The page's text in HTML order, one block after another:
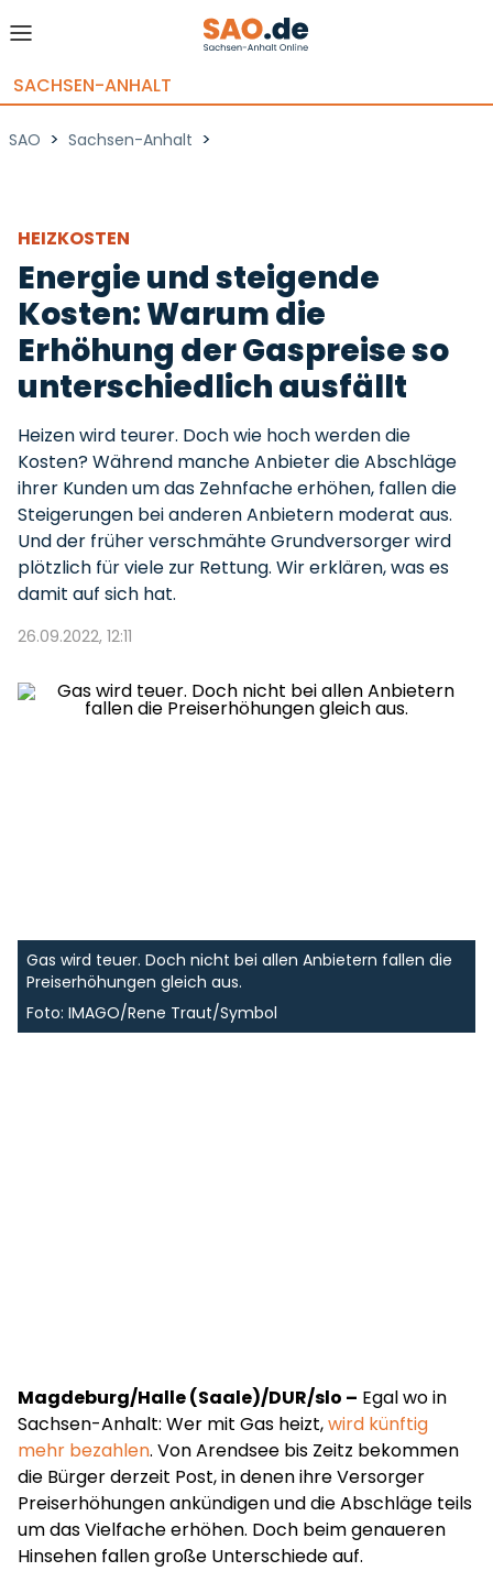
SACHSEN-ANHALT
SAO > Sachsen-Anhalt >
HEIZKOSTEN
Energie und steigende
Kosten: Warum die
Erhöhung der Gaspreise so
unterschiedlich ausfällt
Heizen wird teurer. Doch wie hoch werden die
Kosten? Während manche Anbieter die Abschläge
ihrer Kunden um das Zehnfache erhöhen, fallen die
Steigerungen bei anderen Anbietern moderat aus.
Und der früher verschmähte Grundversorger wird
plötzlich für viele zur Rettung. Wir erklären, was es
damit auf sich hat.
26.09.2022, 12:11
Gas wird teuer. Doch nicht bei allen Anbietern fallen die
Preiserhöhungen gleich aus.
Foto: IMAGO/Rene Traut/Symbol
Magdeburg/Halle (Saale)/DUR/slo – Egal wo in
Sachsen-Anhalt: Wer mit Gas heizt,wird künftig
mehr bezahlen. Von Arendsee bis Zeitz bekommen
die Bürger derzeit Post, in denen ihre Versorger
Preiserhöhungen ankündigen und die Abschläge teils
um das Vielfache erhöhen. Doch beim genaueren
Hinsehen fallen große Unterschiede auf.